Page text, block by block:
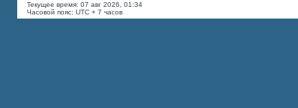
Текущее время: 07 авг 2026, 01:34
Часовой пояс: UTC + 7 часов